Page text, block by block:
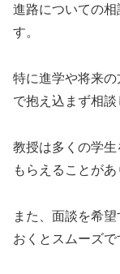
進路についての
す。
特に進学や将来
で抱え込まず相談
教授は多くの学
もらえることがあ
また、面談を希
おくとスムーズで